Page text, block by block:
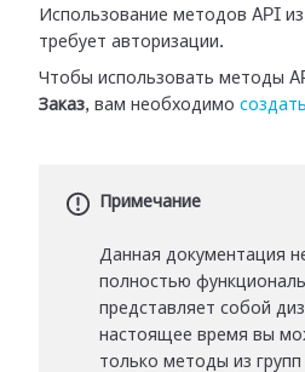
Использование методов API из
требует авторизации.
Чтобы использовать методы
Заказ, вам необходимо
Примечание
Данная документация
полностью
представляет собой
настоящее время вы
только методы из групп